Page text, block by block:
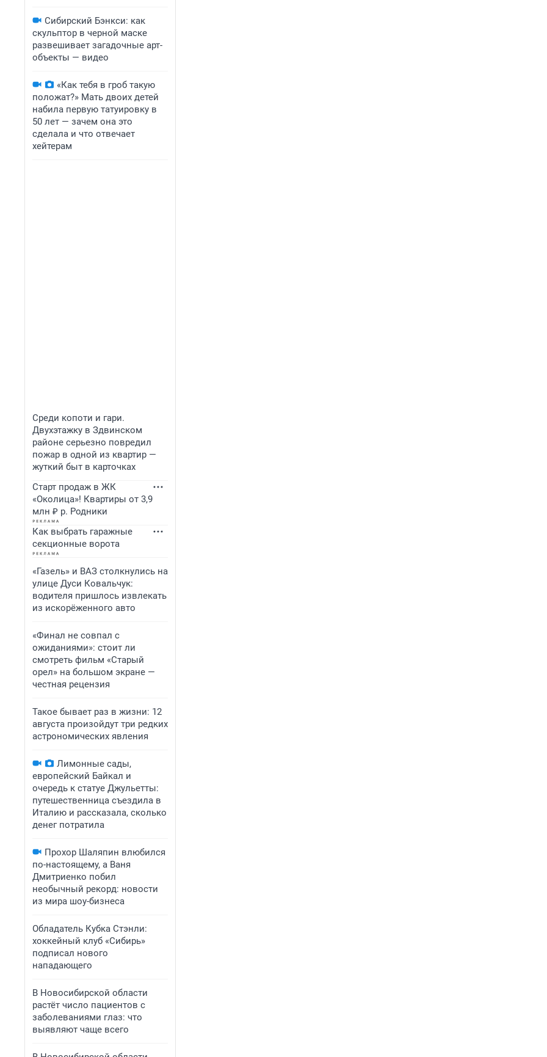
Сибирский Бэнкси: как
скульптор в черной маске
развешивает загадочные арт-
объекты — видео
«Как тебя в гроб такую
положат?» Мать двоих детей
набила первую татуировку в
50 лет — зачем она это
сделала и что отвечает
хейтерам
Среди копоти и гари.
Двухэтажку в Здвинском
районе серьезно повредил
пожар в одной из квартир —
жуткий быт в карточках
Старт продаж в ЖК
«Околица»! Квартиры от 3,9
млн ₽ р. Родники
Как выбрать гаражные
секционные ворота
«Газель» и ВАЗ столкнулись на
улице Дуси Ковальчук:
водителя пришлось извлекать
из искорёженного авто
«Финал не совпал с
ожиданиями»: стоит ли
смотреть фильм «Старый
орел» на большом экране —
честная рецензия
Такое бывает раз в жизни: 12
августа произойдут три редких
астрономических явления
Лимонные сады,
европейский Байкал и
очередь к статуе Джульетты:
путешественница съездила в
Италию и рассказала, сколько
денег потратила
Прохор Шаляпин влюбился
по-настоящему, а Ваня
Дмитриенко побил
необычный рекорд: новости
из мира шоу-бизнеса
Обладатель Кубка Стэнли:
хоккейный клуб «Сибирь»
подписал нового
нападающего
В Новосибирской области
растёт число пациентов с
заболеваниями глаз: что
выявляют чаще всего